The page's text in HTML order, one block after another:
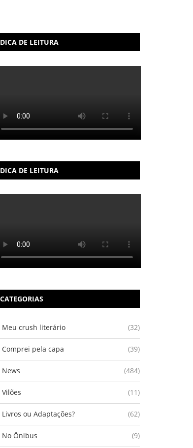
DICA DE LEITURA
DICA DE LEITURA
CATEGORIAS
Meu crush literário (32)
Comprei pela capa (39)
News (484)
Vilões (11)
Livros ou Adaptações? (62)
No Ônibus (9)